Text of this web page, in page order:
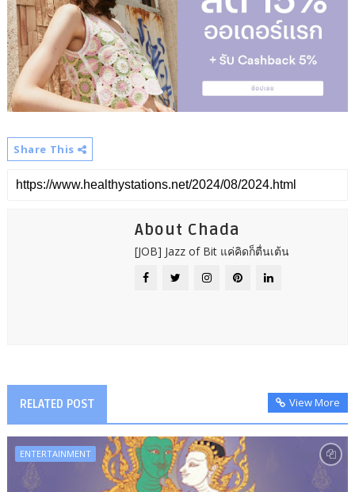
Share This
About Chada
[JOB] Jazz of Bit แค่คิดก็ตื่นเต้น
RELATED POST View More
ENTERTAINMENT